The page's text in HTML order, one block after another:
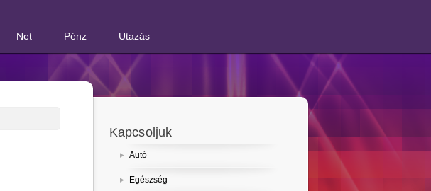
Net Pénz Utazás
Kapcsoljuk
Autó
Egészség